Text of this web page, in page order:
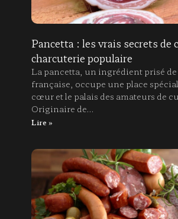
Pancetta : les vrais secrets de
charcuterie populaire
La pancetta, un ingrédient prisé
française, occupe une place
cœur et le palais des amateurs de
Originaire de…
Lire »